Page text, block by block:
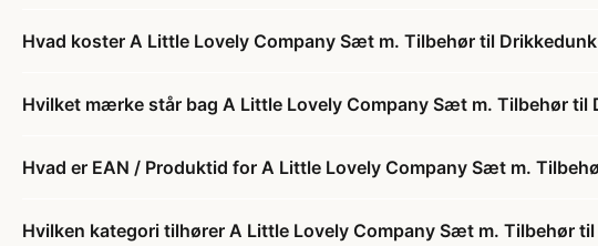
Hvad koster A Little Lovely Company Sæt m. Tilbehør til
Hvilket mærke står bag A Little Lovely Company Sæt m. Tilbehør til
Hvad er EAN / Produktid for A Little Lovely Company Sæt m.
Hvilken kategori tilhører A Little Lovely Company Sæt m. Tilbehør